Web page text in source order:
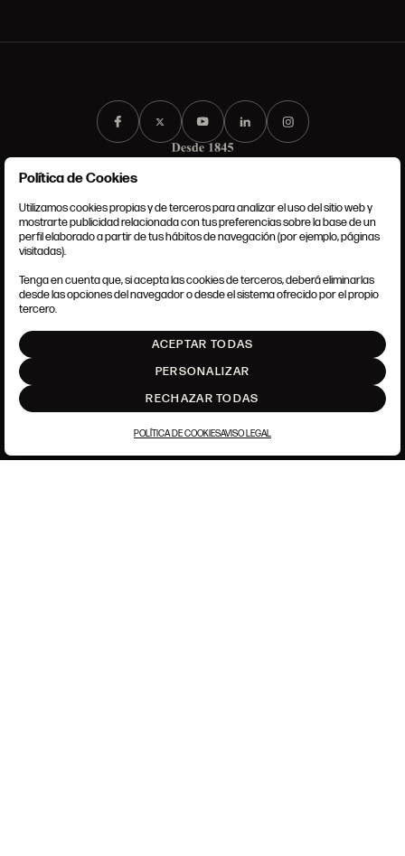
CONDICIONES GENERALES
POLÍTICA DE COOKIES
AJUSTE DE COOKIES
Política de Cookies
Utilizamos cookies propias y de terceros para analizar el uso del sitio web y
mostrarte publicidad relacionada con tus preferencias sobre la base de un
perfil elaborado a partir de tus hábitos de navegación (por ejemplo, páginas
visitadas).
Tenga en cuenta que, si acepta las cookies de terceros, deberá eliminarlas
desde las opciones del navegador o desde el sistema ofrecido por el propio
tercero.
ACEPTAR TODAS
PERSONALIZAR
RECHAZAR TODAS
POLÍTICA DE COOKIESAVISO LEGAL